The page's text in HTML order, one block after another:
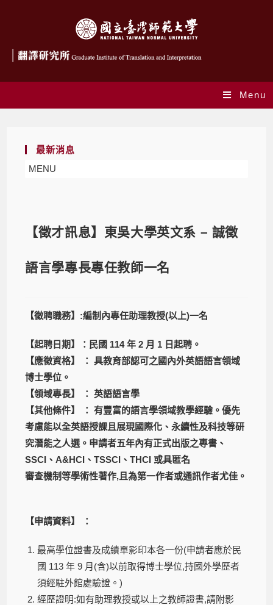
Menu
最新消息
MENU
【徵才訊息】東吳大學英文系 – 誠徵
語言學專長專任教師一名
【徵聘職務】:編制內專任助理教授(以上)一名
【起聘日期】：民國 114 年 2 月 1 日起聘。
【應徵資格】 ： 具教育部認可之國內外英語語言領域
博士學位。
【領域專長】 ： 英語語言學
【其他條件】 ： 有豐富的語言學領域教學經驗。優先
考慮能以全英語授課且展現國際化、永續性及科技等研
究潛能之人選。申請者五年內有正式出版之專書、
SSCI、A&HCI、TSSCI、THCI 或具匿名
審查機制等學術性著作,且為第一作者或通訊作者尤佳。
【申請資料】 ：
最高學位證書及成績單影印本各一份(申請者應於民
國 113 年 9 月(含)以前取得博士學位,持國外學歷者
須經駐外館處驗證。)
經歷證明:如有助理教授或以上之教師證書,請附影